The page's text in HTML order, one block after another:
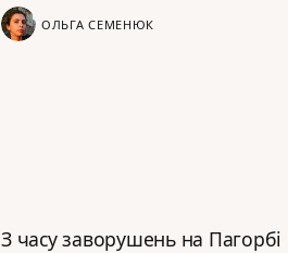
ОЛЬГА СЕМЕНЮК
З часу заворушень на Пагорбі